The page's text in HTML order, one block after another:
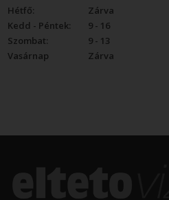
Hétfő:
Zárva
Kedd - Péntek:
9 - 16
Szombat:
9 - 13
Vasárnap
Zárva